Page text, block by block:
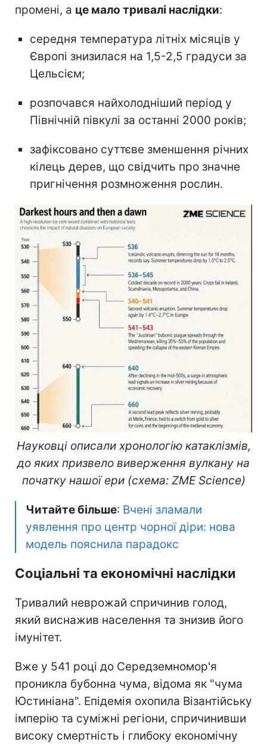
промені, а це мало тривалі наслідки:
середня температура літніх місяців у
Європі знизилася на 1,5-2,5 градуси за
Цельсієм;
розпочався найхолодніший період у
Північній півкулі за останні 2000 років;
зафіксовано суттєве зменшення річних
кілець дерев, що свідчить про значне
пригнічення розмноження рослин.
Науковці описали хронологію катаклізмів,
до яких призвело виверження вулкану на
початку нашої ери (схема: ZME Science)
Читайте більше: Вчені зламали
уявлення про центр чорної діри: нова
модель пояснила парадокс
Соціальні та економічні наслідки
Тривалий неврожай спричинив голод,
який виснажив населення та знизив його
імунітет.
Вже у 541 році до Середземномор'я
проникла бубонна чума, відома як "чума
Юстиніана". Епідемія охопила Візантійську
імперію та суміжні регіони, спричинивши
високу смертність і глибоку економічну